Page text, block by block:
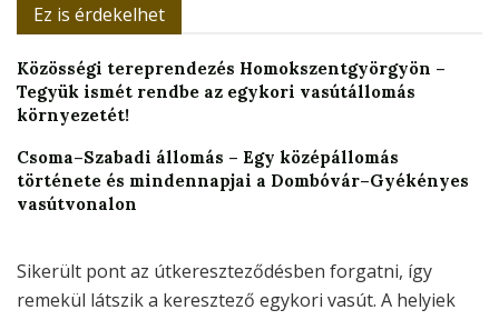
Ez is érdekelhet
Közösségi tereprendezés Homokszentgyörgyön –
Tegyük ismét rendbe az egykori vasútállomás
környezetét!
Csoma–Szabadi állomás – Egy középállomás
története és mindennapjai a Dombóvár–Gyékényes
vasútvonalon
Sikerült pont az útkereszteződésben forgatni, így
remekül látszik a keresztező egykori vasút. A helyiek